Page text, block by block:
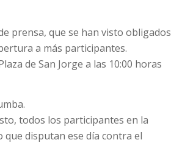
prensa, que se han visto obligados
a más participantes.
de San Jorge a las 10:00 horas
todos los participantes en la
disputan ese día contra el